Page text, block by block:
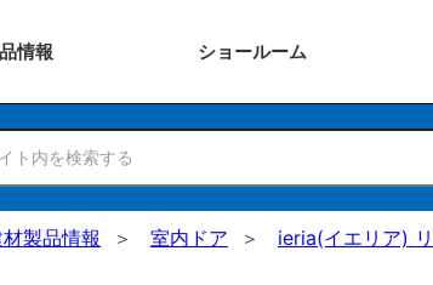
情報 ショールーム
製品情報 室内ドア
ieria(イエリア)